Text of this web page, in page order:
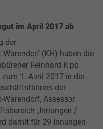
im April 2017 ab
der
(KH) haben die
Reinhard Kipp
1. April 2017 in die
der
Assessor
„Innungen /
damit für 29 Innungen